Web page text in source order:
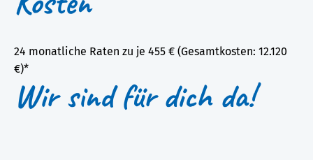
24 monatliche Raten zu je 455 € (Gesamtkosten: 12.120
€)*
Wir sind für dich da!